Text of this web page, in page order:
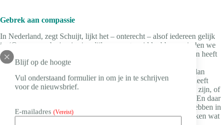
Blijf op de hoogte
Vul onderstaand formulier in om je in te schrijven
voor de nieuwsbrief.
E-mailadres (Vereist)
Gebrek aan compassie
In Nederland, zegt Schuijt, lijkt het – onterecht – alsof iedereen gelijk
is. ‘Onze samenleving is eigenlijk een grote middenklasse, vinden we
met z’n allen. Het maakt niet uit waar je vandaan komt, iedereen heeft
dezelfde kansen. En deels is dat ook zo: iedereen kan naar de
universiteit. Maar de valkuil is: als iemand niet hogerop komt, dan
vinden we dus dat dit aan die persoon zelf ligt. Want iedereen heeft
immers gelijke kansen. Dus die persoon zal wel ongemotiveerd zijn, of
niet zo slim. Ongelijkheid wijten we daarmee aan het individu. En daar
verdwijnt de compassie met mensen die het minder getroffen hebben in
het leven. We vinden iemand een loser, in plaats van dat we kijken wat